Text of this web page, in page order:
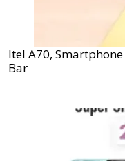
Itel A70,
Bar